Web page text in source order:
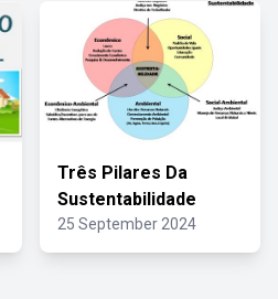
Três Pilares Da
Sustentabilidade
25 September 2024